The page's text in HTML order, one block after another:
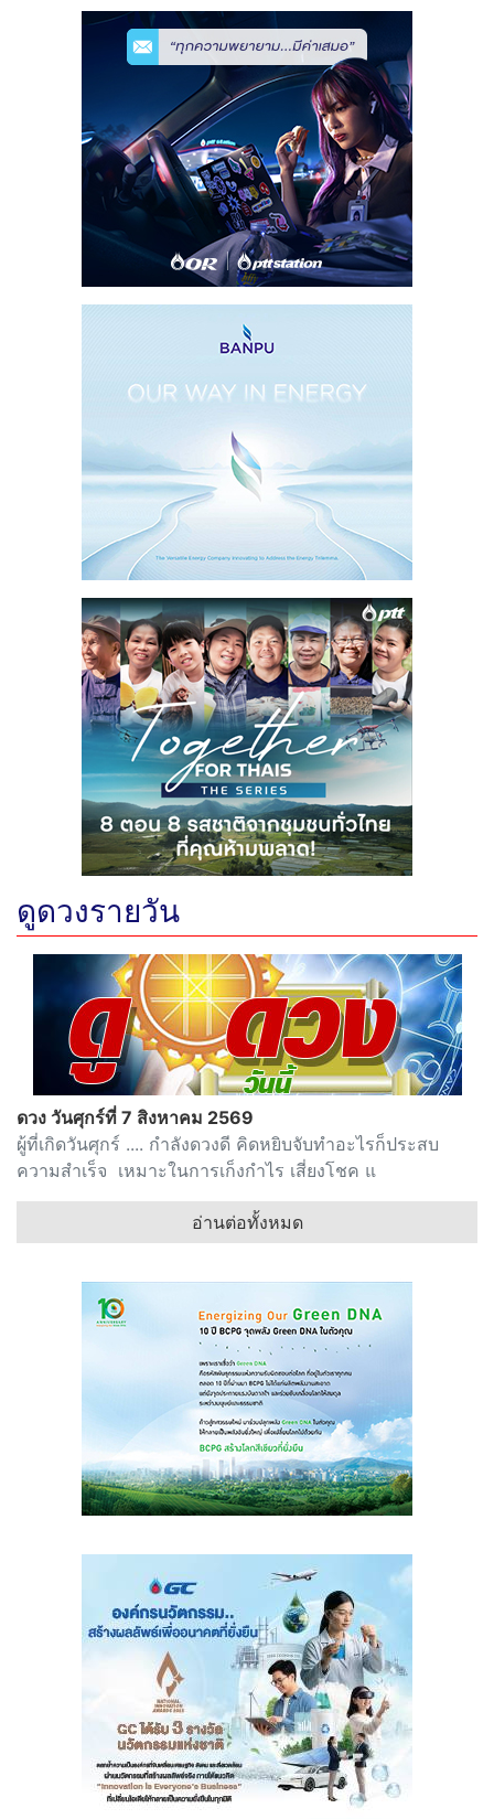
ดูดวงรายวัน
ดวง วันศุกร์ที่ 7 สิงหาคม 2569
ผู้ที่เกิดวันศุกร์ .... กำลังดวงดี คิดหยิบจับทำอะไรก็ประสบ
ความสำเร็จ เหมาะในการเก็งกำไร เสี่ยงโชค แ
อ่านต่อทั้งหมด